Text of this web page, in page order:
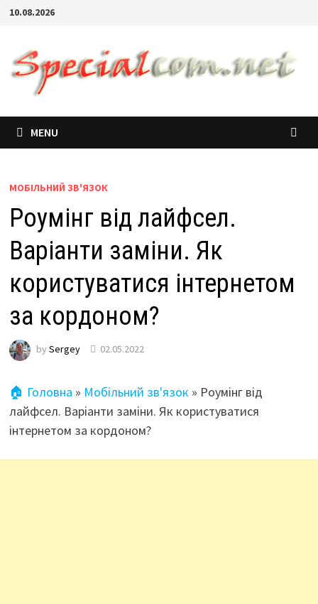
10.08.2026
MENU
МОБІЛЬНИЙ ЗВ'ЯЗОК
Роумінг від лайфсел.
Варіанти заміни. Як
користуватися інтернетом
за кордоном?
by Sergey 02.05.2022
🏠 Головна » Мобільний зв'язок » Роумінг від
лайфсел. Варіанти заміни. Як користуватися
інтернетом за кордоном?